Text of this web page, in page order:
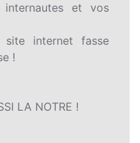
et vos
internet fasse
!
LA NOTRE !